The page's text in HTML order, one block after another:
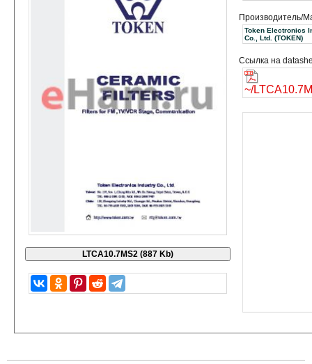
Производитель/
Token Electronics
Co., Ltd. (TOKEN)
Ссылка на
~/